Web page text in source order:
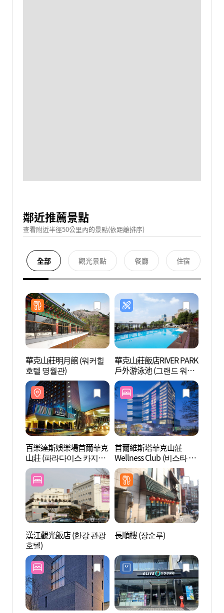
鄰近推薦景點
查看附近半徑50公里內的景點(依距離排序)
全部 觀光景點 餐廳 住宿
華克山莊明月館 (워커힐
호텔 명월관)
華克山莊飯店RIVER PARK
戶外游泳池 (그랜드 워커
힐 리버파크(야외수영장))
百樂達斯娛樂場首爾華克
山莊 (파라다이스 카지노
워커힐)
首爾維斯塔華克山莊
Wellness Club (비스타 워
커힐 서울, 웰니스클럽)
漢江觀光飯店 (한강 관광
호텔)
長順樓 (장순루)